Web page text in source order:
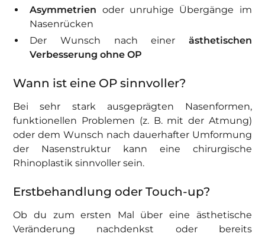
Asymmetrien oder unruhige Übergänge im
Nasenrücken
Der Wunsch nach einer ästhetischen
Verbesserung ohne OP
Wann ist eine OP sinnvoller?
Bei sehr stark ausgeprägten Nasenformen,
funktionellen Problemen (z. B. mit der Atmung)
oder dem Wunsch nach dauerhafter Umformung
der Nasenstruktur kann eine chirurgische
Rhinoplastik sinnvoller sein.
Erstbehandlung oder Touch-up?
Ob du zum ersten Mal über eine ästhetische
Veränderung nachdenkst oder bereits